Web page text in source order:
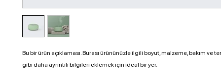
Bu bir ürün açıklaması. Burası ürününüzle ilgili boyut, malzeme, bakım ve
gibi daha ayrıntılı bilgileri eklemek için ideal bir yer.